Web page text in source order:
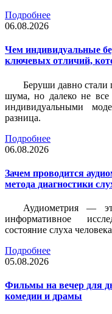
Подробнее
06.08.2026
Чем индивидуальные
ключевых отличий,
Беруши давно
шума, но далеко не
индивидуальными
разница.
Подробнее
06.08.2026
Зачем проводится
метода диагностики
Аудиометрия —
информативное
состояние слуха
Подробнее
05.08.2026
Фильмы на вечер для
комедии и драмы